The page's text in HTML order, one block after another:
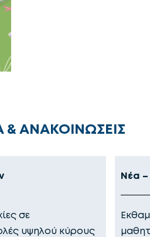
& ΑΝΑΚΟΙΝΩΣΕΙΣ
σε
υψηλού κύρους
Νέα –